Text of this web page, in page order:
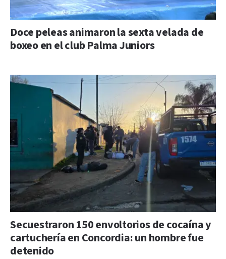
Doce peleas animaron la sexta velada de
boxeo en el club Palma Juniors
Secuestraron 150 envoltorios de cocaína y
cartuchería en Concordia: un hombre fue
detenido